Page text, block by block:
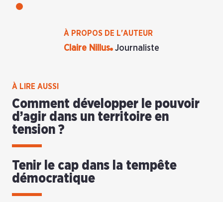
À PROPOS DE L'AUTEUR
Claire Nillus Journaliste
À LIRE AUSSI
Comment développer le pouvoir
d’agir dans un territoire en
tension ?
Tenir le cap dans la tempête
démocratique